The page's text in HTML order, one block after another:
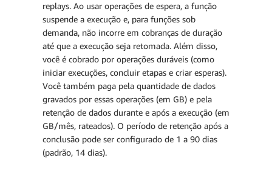
replays. Ao usar operações de espera, a função
suspende a execução e, para funções sob
demanda, não incorre em cobranças de duração
até que a execução seja retomada. Além disso,
você é cobrado por operações duráveis (como
iniciar execuções, concluir etapas e criar esperas).
Você também paga pela quantidade de dados
gravados por essas operações (em GB) e pela
retenção de dados durante e após a execução (em
GB/mês, rateados). O período de retenção após a
conclusão pode ser configurado de 1 a 90 dias
(padrão, 14 dias).